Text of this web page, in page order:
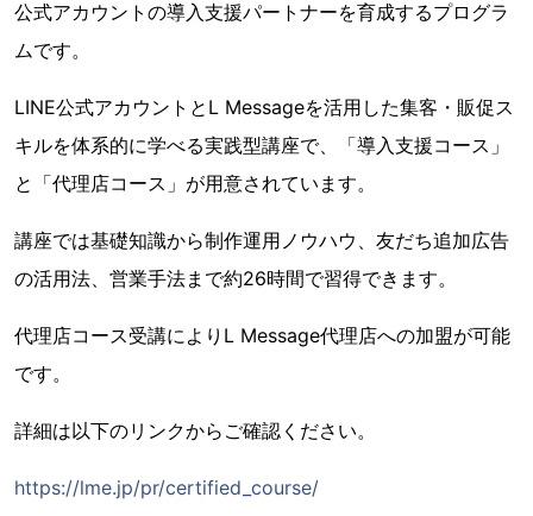
公式アカウントの導入支援パートナーを育成するプログラ
ムです。
LINE公式アカウントとL Messageを活用した集客・販促ス
キルを体系的に学べる実践型講座で、「導入支援コース」
と「代理店コース」が用意されています。
講座では基礎知識から制作運用ノウハウ、友だち追加広告
の活用法、営業手法まで約26時間で習得できます。
代理店コース受講によりL Message代理店への加盟が可能
です。
詳細は以下のリンクからご確認ください。
https://lme.jp/pr/certified_course/